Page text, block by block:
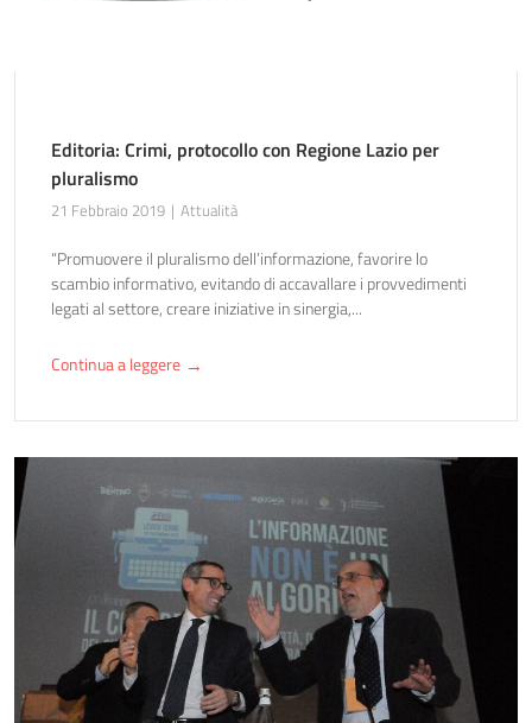
Editoria: Crimi, protocollo con Regione Lazio per
pluralismo
21 Febbraio 2019 Attualità
“Promuovere il pluralismo dell’informazione, favorire lo
scambio informativo, evitando di accavallare i provvedimenti
legati al settore, creare iniziative in sinergia,...
Continua a leggere →